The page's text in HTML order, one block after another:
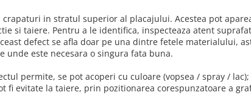
in stratul superior al placajului. Acestea pot
si taiere. Pentru a le identifica, inspecteaza atent
defect se afla doar pe una dintre fetele materialului,
unde este necesara o singura fata buna.
permite, se pot acoperi cu culoare (vopsea / spray / lac);
fi evitate la taiere, prin pozitionarea corespunzatoare a